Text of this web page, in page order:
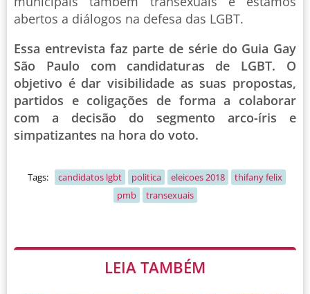
abertos a diálogos na defesa das LGBT.
Essa entrevista faz parte de série do Guia Gay
São Paulo com candidaturas de LGBT. O
objetivo é dar visibilidade as suas propostas,
partidos e coligações de forma a colaborar
com a decisão do segmento arco-íris e
simpatizantes na hora do voto.
Tags: candidatos lgbt politica eleicoes 2018
thifany felix
pmb
transexuais
LEIA TAMBÉM